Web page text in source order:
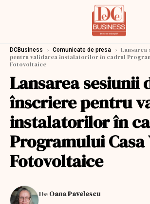
DCBusiness › Comunicate de presa › Lansarea
pentru validarea instalatorilor în cadrul
Fotovoltaice
Lansarea sesiunii
înscriere pentru
instalatorilor în
Programului Casa
Fotovoltaice
De Oana Pavelescu